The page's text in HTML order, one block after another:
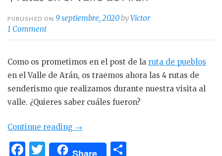
PUBLISHED ON 9 septiembre, 2020byVictor
1 Comment
Como os prometimos en el post de la ruta de pueblos
en el Valle de Arán, os traemos ahora las 4 rutas de
senderismo que realizamos durante nuestra visita al
valle. ¿Quieres saber cuáles fueron?
Continue reading «4
en
→
F
T